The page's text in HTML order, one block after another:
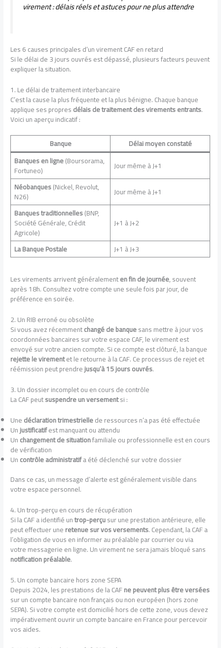
virement : délais réels et astuces pour ne plus attendre
Les 6 causes principales d’un virement CAF en retard
Si le délai de 3 jours ouvrés est dépassé, plusieurs facteurs peuvent
expliquer la situation.
1. Le délai de traitement interbancaire
C’est la cause la plus fréquente et la plus bénigne. Chaque banque
applique ses propresdélais de traitement des virements entrants.
Voici un aperçu indicatif :
Banque
Délai moyen constaté
Banques en ligne(Boursorama,
Fortuneo)
Jour même à J+1
Néobanques(Nickel, Revolut,
N26)
Jour même à J+1
Banques traditionnelles(BNP,
Société Générale, Crédit
Agricole)
J+1 à J+2
La Banque Postale J+1 à J+3
Les virements arrivent généralementen fin de journée, souvent
après 18h. Consultez votre compte une seule fois par jour, de
préférence en soirée.
2. Un RIB erroné ou obsolète
Si vous avez récemmentchangé de banquesans mettre à jour vos
coordonnées bancaires sur votre espace CAF, le virement est
envoyé sur votre ancien compte. Si ce compte est clôturé, la banque
rejette le virementet le retourne à la CAF. Ce processus de rejet et
réémission peut prendrejusqu’à 15 jours ouvrés.
3. Un dossier incomplet ou en cours de contrôle
La CAF peutsuspendre un versementsi :
Unedéclaration trimestriellede ressources n’a pas été effectuée
Unjustificatifest manquant ou attendu
Unchangement de situationfamiliale ou professionnelle est en cours
de vérification
Uncontrôle administratifa été déclenché sur votre dossier
Dans ce cas, un message d’alerte est généralement visible dans
votre espace personnel.
4. Un trop-perçu en cours de récupération
Si la CAF a identifié untrop-perçusur une prestation antérieure, elle
peut effectuer uneretenue sur vos versements. Cependant, la CAF a
l’obligation de vous en informer au préalable par courrier ou via
votre messagerie en ligne. Un virement ne sera jamais bloqué sans
notification préalable.
5. Un compte bancaire hors zone SEPA
Depuis 2024, les prestations de la CAFne peuvent plus être versées
sur un compte bancaire non français ou non européen (hors zone
SEPA). Si votre compte est domicilié hors de cette zone, vous devez
impérativement ouvrir un compte bancaire en France pour percevoir
vos aides.